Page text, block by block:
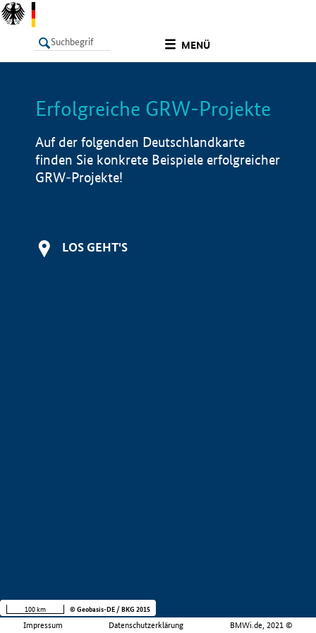
MENÜ
LISTE Info
Erfolgreiche GRW-Projekte
Auf der folgenden Deutschlandkarte
finden Sie konkrete Beispiele erfolgreicher
GRW-Projekte!
LOS GEHT'S
Impressum Datenschutzerklärung BMWi.de, 2021 ©
100 km © Geobasis-DE / BKG 2015